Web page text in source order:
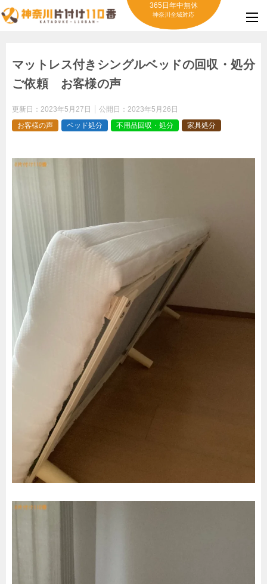
365日年中無休
神奈川全域対応
マットレス付きシングルベッドの回収・処分
ご依頼 お客様の声
更新日： 2023年5月27日 公開日： 2023年5月26日
お客様の声
ベッド処分 不用品回収・処分 家具処分